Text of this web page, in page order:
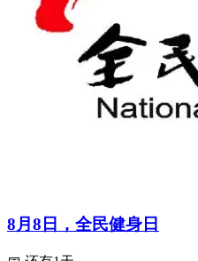
8月8日，全民健身日